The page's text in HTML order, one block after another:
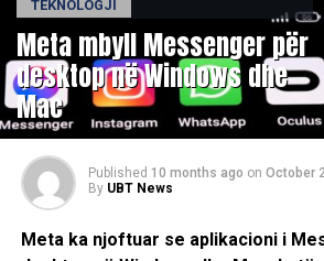
TEKNOLOGJI
Meta mbyll Messenger për
desktop në Windows dhe
Mac
Published 10 months ago on October
By UBT News
Meta ka njoftuar se aplikacioni i